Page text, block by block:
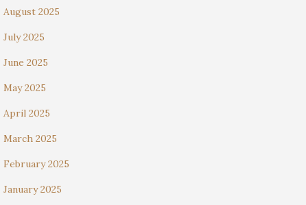
August 2025
July 2025
June 2025
May 2025
April 2025
March 2025
February 2025
January 2025